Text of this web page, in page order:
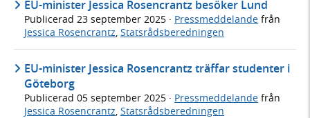
EU-minister Jessica Rosencrantz besöker Lund
Publicerad 23 september 2025 · Pressmeddelande från
Jessica Rosencrantz, Statsrådsberedningen
EU-minister Jessica Rosencrantz träffar studenter i
Göteborg
Publicerad 05 september 2025 · Pressmeddelande från
Jessica Rosencrantz Statsrådsberedningen